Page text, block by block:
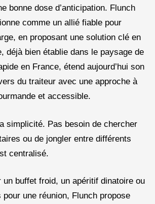
bonne dose d’anticipation. Flunch
comme un allié fiable pour
en proposant une solution clé en
déjà bien établie dans le paysage de
en France, étend aujourd’hui son
du traiteur avec une approche à
et accessible.
simplicité. Pas besoin de chercher
ou de jongler entre différents
centralisé.
un buffet froid, un apéritif dinatoire ou
pour une réunion, Flunch propose